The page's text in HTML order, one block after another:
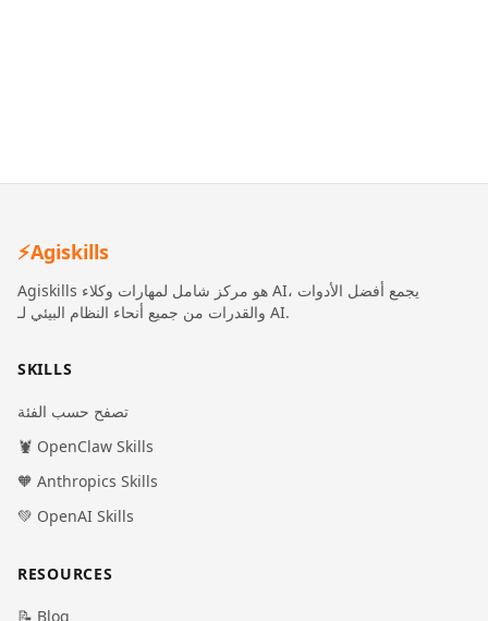
⚡Agiskills
Agiskills هو مركز شامل لمهارات وكلاء AI، يجمع أفضل الأدوات
والقدرات من جميع أنحاء النظام البيئي لـ AI.
SKILLS
تصفح حسب الفئة
🦞 OpenClaw Skills
🧡 Anthropics Skills
💚 OpenAI Skills
RESOURCES
📝 Blog